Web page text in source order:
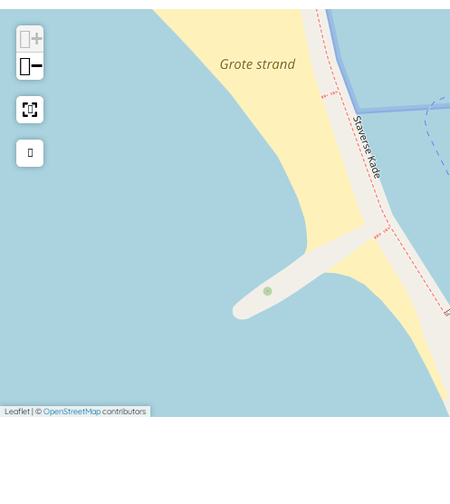
+
−
Leaflet|©OpenStreetMapcontributors